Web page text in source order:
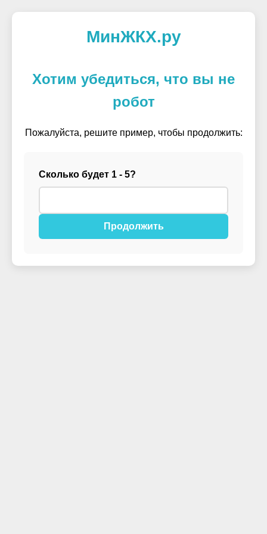
МинЖКХ.ру
Хотим убедиться, что вы не
робот
Пожалуйста, решите пример, чтобы продолжить:
Сколько будет 1 - 5?
Продолжить